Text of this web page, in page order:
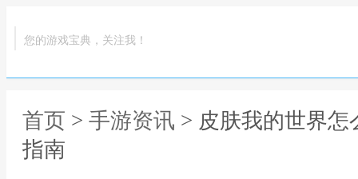
您的游戏宝典，关注我！
首页 > 手游资讯 > 皮肤我的世界
指南